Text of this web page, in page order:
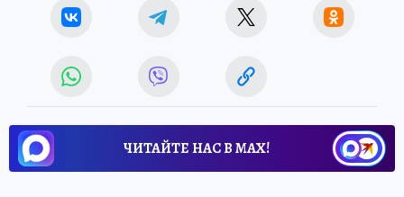
ЧИТАЙТЕ НАС В МАХ!